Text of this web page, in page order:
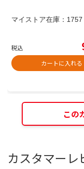
マイストア在庫： 1757
税込
カートに入れる
この
カスタマーレ